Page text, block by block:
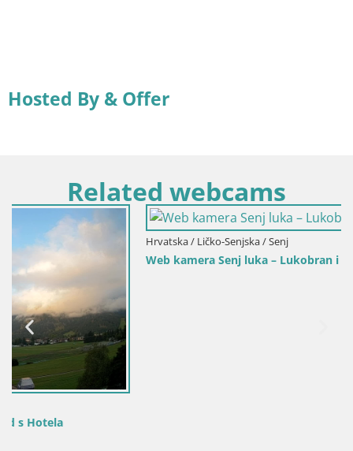
Hosted By & Offer
Related webcams
Hrvatska / Ličko-Senjska / Senj
Web kamera Senj luka – Lukobran i svjetionik uživo